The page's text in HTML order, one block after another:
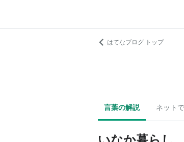
はてなブログ トップ
言葉の解説 ネット